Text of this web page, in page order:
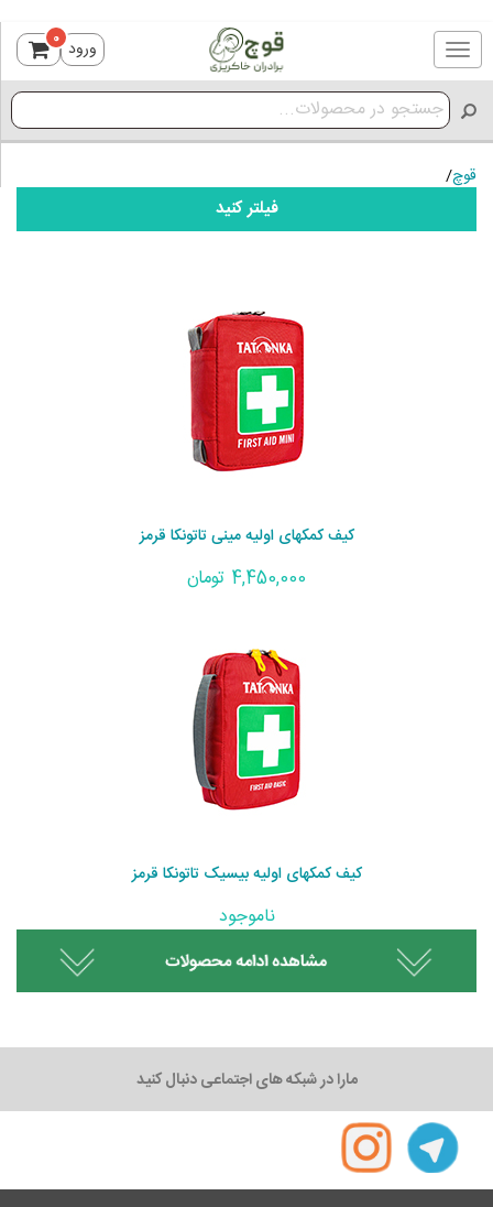
Toggle
navigation
ورود 0
قوچ/
فیلتر کنید
کیف کمکهای اولیه مینی تاتونکا قرمز
4,450,000 تومان
کیف کمکهای اولیه بیسیک تاتونکا قرمز
ناموجود
مارا در شبکه های اجتماعی دنبال کنید